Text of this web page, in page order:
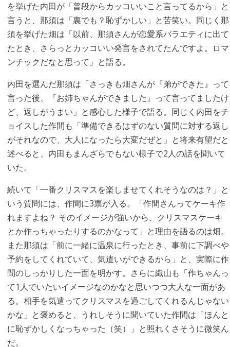
を挙げた内田が「普段からカッコいいこと言ってるから」と
言うと、那須は「裏でも？恥ずかしい」と苦笑い。同じく那
須を挙げた畑は「以前、那須さんが恋愛系バラエティに出て
たとき、さらっとカッコいい発言をされてたんですよ。ロマ
ンチックだなと思って」と語る。
内田を選んだ那須は「さっきも畑さんが『弟ができた』って
言った後、『お姉ちゃんができました』って言ってましたけ
ど、返しがうまい」と感心した様子で語る。同じく内田をチ
ョイスした作間も「準備できるはずのない質問に対する返し
がそれなので、大人になったら大変だぜと」と将来有望だと
述べると、内田もまんざらでもない様子で2人の話を聞いて
いた。
続いて「一番クリスマスを楽しませてくれそうなのは？」と
いう質問には、作間に3票が入る。「作間さんってケーキ作
れますよね？ そのイメージが強いから、クリスマスケーキ
とか作っちゃったりするのかなって」と理由を語るのは畑。
また那須は「前に一緒に温泉に行ったとき、事前に下調べや
予約をしてくれていて、気遣いができるから」と、実際に作
間のしっかりした一面を明かす。さらに織山も「作ちゃんっ
て1人でいたいイメージなのかなと思いつつ大人な一面があ
る。相手を気遣ってクリスマスを過ごしてくれるんじゃない
かな」と褒めると、うれしそうに聞いていた作間は「ほんと
に恥ずかしくなっちゃった（笑）」と照れくさそうに微笑ん
だ。